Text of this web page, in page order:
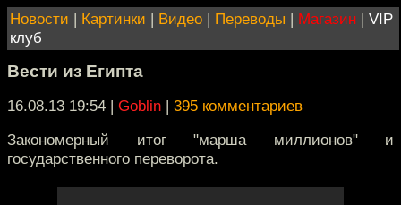
Новости | Картинки | Видео | Переводы | Магазин | VIP
клуб
Вести из Египта
16.08.13 19:54 | Goblin | 395 комментариев
Закономерный итог "марша миллионов" и
государственного переворота.